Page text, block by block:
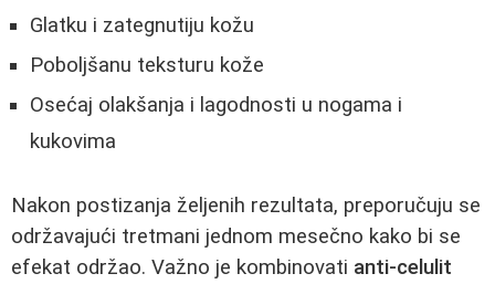
Glatku i zategnutiju kožu
Poboljšanu teksturu kože
Osećaj olakšanja i lagodnosti u nogama i
kukovima
Nakon postizanja željenih rezultata, preporučuju se
održavajući tretmani jednom mesečno kako bi se
efekat održao. Važno je kombinovati anti-celulit